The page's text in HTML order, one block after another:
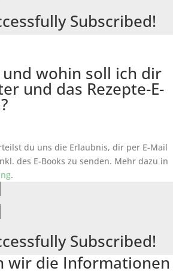
Subscribed!
wohin soll ich dir
und das Rezepte-E-
du uns die Erlaubnis, dir per E-Mail
des E-Books zu senden. Mehr dazu in
.
Subscribed!
wir die Informationen